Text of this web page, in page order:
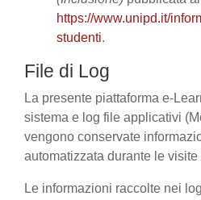
https://www.unipd.it/
studenti.
File di Log
La presente piattaforma e-
sistema e log file applicativi
vengono conservate
automatizzata durante le visite
Le informazioni raccolte nei